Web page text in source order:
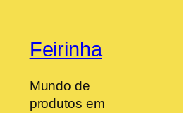
Feirinha
Mundo de
produtos em